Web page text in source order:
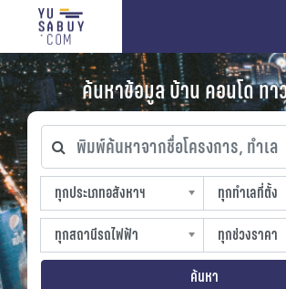
ค้นหาข้อมูล บ้าน คอนโด ทา
พิมพ์ค้นหาจากชื่อโครงการ, ทำเล
ทุกประเภทอสังหาฯ
ทุกประเภทอสังหาฯ
sproperty
ทุกทำเลที่ตั้ง
ทุกทำเลที่ตั้ง
slocation
ทุกสถานีรถไฟฟ้า
ทุกสถานีรถไฟฟ้า
strain-station
ทุกช่วงราคา
ทุกช่วงราคา
sprice
ค้นหา